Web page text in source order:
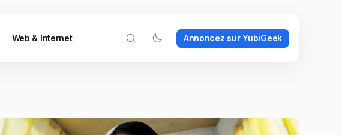
Web & Internet Annoncez sur YubiGeek